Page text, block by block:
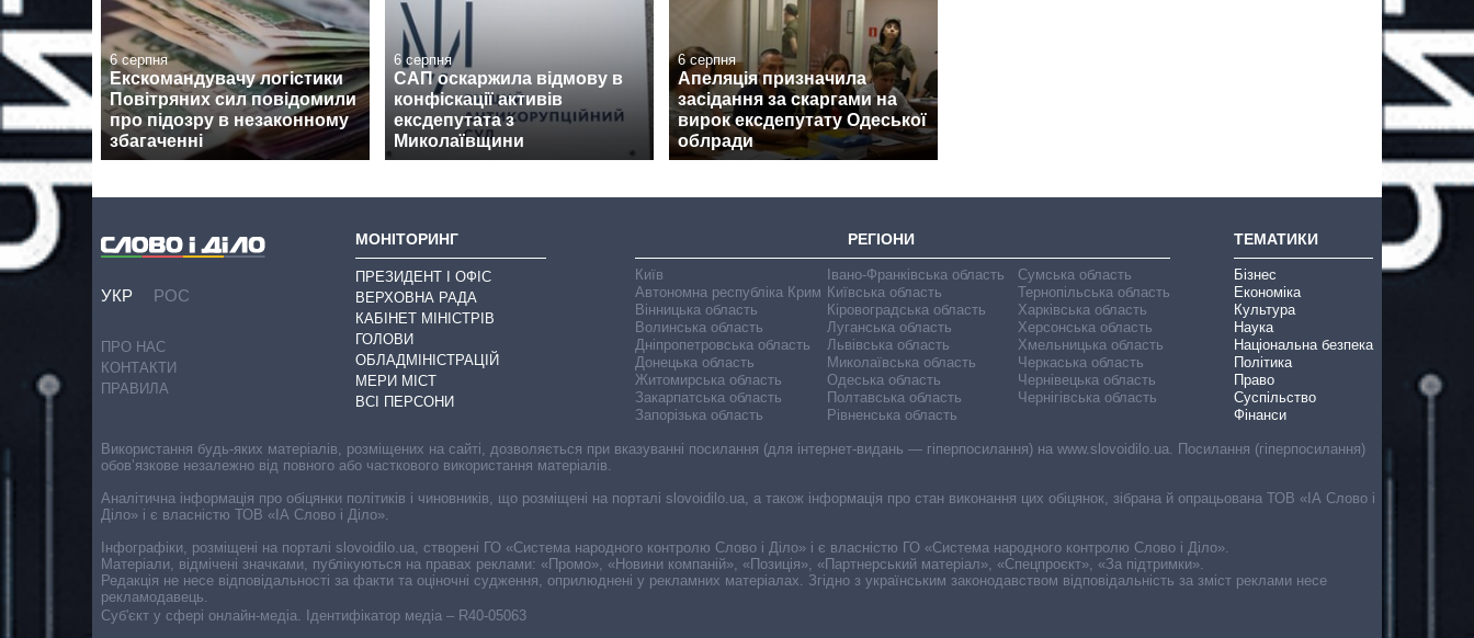
6 серпня
Екскомандувачу логістики
Повітряних сил повідомили
про підозру в незаконному
збагаченні
6 серпня
САП оскаржила відмову в
конфіскації активів
ексдепутата з
Миколаївщини
6 серпня
Апеляція призначила
засідання за скаргами на
вирок ексдепутату Одеської
облради
УКР РОС
ПРО НАС
КОНТАКТИ
ПРАВИЛА
МОНІТОРИНГ
ПРЕЗИДЕНТ І ОФІС
ВЕРХОВНА РАДА
КАБІНЕТ МІНІСТРІВ
ГОЛОВИ
ОБЛАДМІНІСТРАЦІЙ
МЕРИ МІСТ
ВСІ ПЕРСОНИ
РЕГІОНИ
Київ
Автономна республіка Крим
Вінницька область
Волинська область
Дніпропетровська область
Донецька область
Житомирська область
Закарпатська область
Запорізька область
Івано-Франківська область
Київська область
Кіровоградська область
Луганська область
Львівська область
Миколаївська область
Одеська область
Полтавська область
Рівненська область
Сумська область
Тернопільська область
Харківська область
Херсонська область
Хмельницька область
Черкаська область
Чернівецька область
Чернігівська область
ТЕМАТИКИ
Бізнес
Економіка
Культура
Наука
Національна безпека
Політика
Право
Суспільство
Фінанси
Cуб'єкт у сфері онлайн-медіа. Ідентифікатор медіа – R40-05063
Використання будь-яких матеріалів, розміщених на сайті, дозволяється при вказуванні посилання (для інтернет-видань — гіперпосилання) на www.slovoidilo.ua. Посилання (гіперпосилання)
обов’язкове незалежно від повного або часткового використання матеріалів.
Аналітична інформація про обіцянки політиків і чиновників, що розміщені на порталі slovoidilo.ua, а також інформація про стан виконання цих обіцянок, зібрана й опрацьована ТОВ «ІА Слово і
Діло» і є власністю ТОВ «ІА Слово і Діло».
Інфографіки, розміщені на порталі slovoidilo.ua, створені ГО «Система народного контролю Слово і Діло» і є власністю ГО «Система народного контролю Слово і Діло».
Матеріали, відмічені значками, публікуються на правах реклами: «Промо», «Новини компаній», «Позиція», «Партнерський матеріал», «Спецпроєкт», «За підтримки».
Редакція не несе відповідальності за факти та оціночні судження, оприлюднені у рекламних матеріалах. Згідно з українським законодавством відповідальність за зміст реклами несе
рекламодавець.